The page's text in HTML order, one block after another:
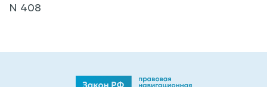
N 408